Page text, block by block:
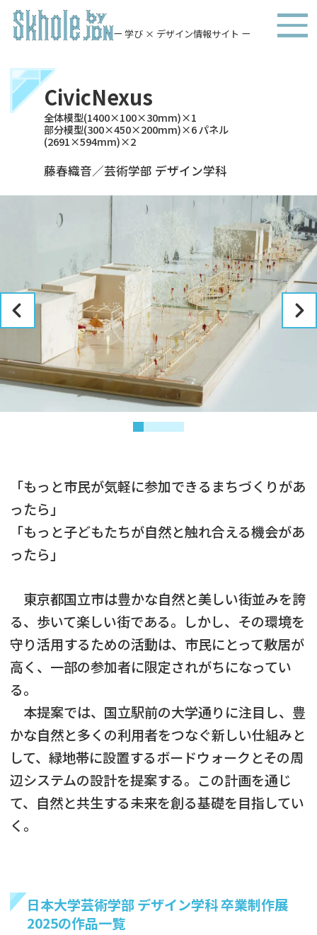
ー 学び × デザイン情報サイト ー
CivicNexus
全体模型(1400×100×30mm)×1
部分模型(300×450×200mm)×6 パネル
(2691×594mm)×2
藤春織音／芸術学部 デザイン学科
「もっと市民が気軽に参加できるまちづくりがあ
ったら」
「もっと子どもたちが自然と触れ合える機会があ
ったら」
東京都国立市は豊かな自然と美しい街並みを誇
る、歩いて楽しい街である。しかし、その環境を
守り活用するための活動は、市民にとって敷居が
高く、一部の参加者に限定されがちになってい
る。
本提案では、国立駅前の大学通りに注目し、豊
かな自然と多くの利用者をつなぐ新しい仕組みと
して、緑地帯に設置するボードウォークとその周
辺システムの設計を提案する。この計画を通じ
て、自然と共生する未来を創る基礎を目指してい
く。
日本大学芸術学部 デザイン学科 卒業制作展
2025の作品一覧